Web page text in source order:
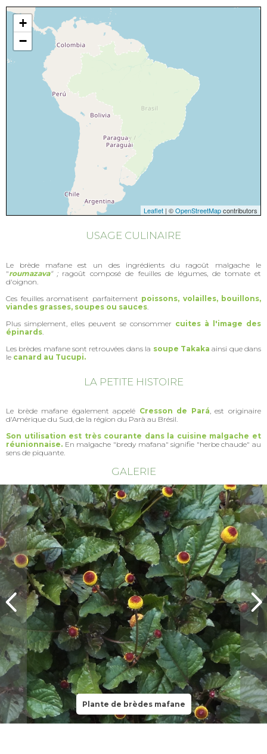
+
−
Leaflet | ©OpenStreetMapcontributors
USAGE CULINAIRE
Le brède mafane est un des ingrédients du ragoût malgache le
"roumazava" ; ragoût composé de feuilles de légumes, de tomate et
d'oignon.
Ces feuilles aromatisent parfaitement poissons, volailles, bouillons,
viandes grasses, soupes ou sauces.
Plus simplement, elles peuvent se consommer cuites à l'image des
épinards.
Les brèdes mafane sont retrouvées dans la soupe Takaka ainsi que dans
le canard au Tucupi.
LA PETITE HISTOIRE
Le brède mafane également appelé Cresson de Pará, est originaire
d'Amérique du Sud, de la région du Parà au Brésil.
Son utilisation est très courante dans la cuisine malgache et
réunionnaise. En malgache "bredy mafana" signifie "herbe chaude" au
sens de piquante.
GALERIE
Plante de brèdes mafane